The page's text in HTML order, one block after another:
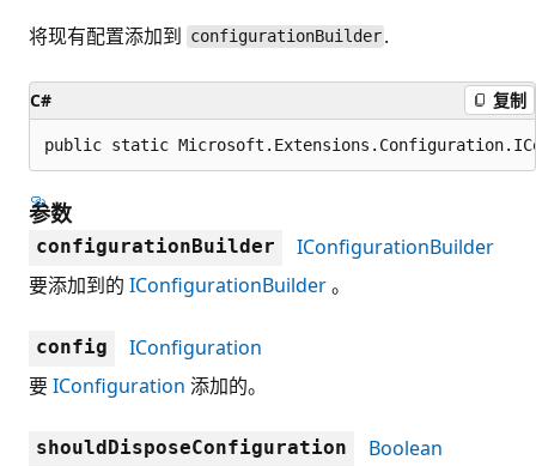
将现有配置添加到 configurationBuilder .
C# 复制
public static
参数
configurationBuilder
IConfigurationBuilder
要添加到的 IConfigurationBuilder。
config
IConfiguration
要IConfiguration 添加的。
shouldDisposeConfiguration
Boolean